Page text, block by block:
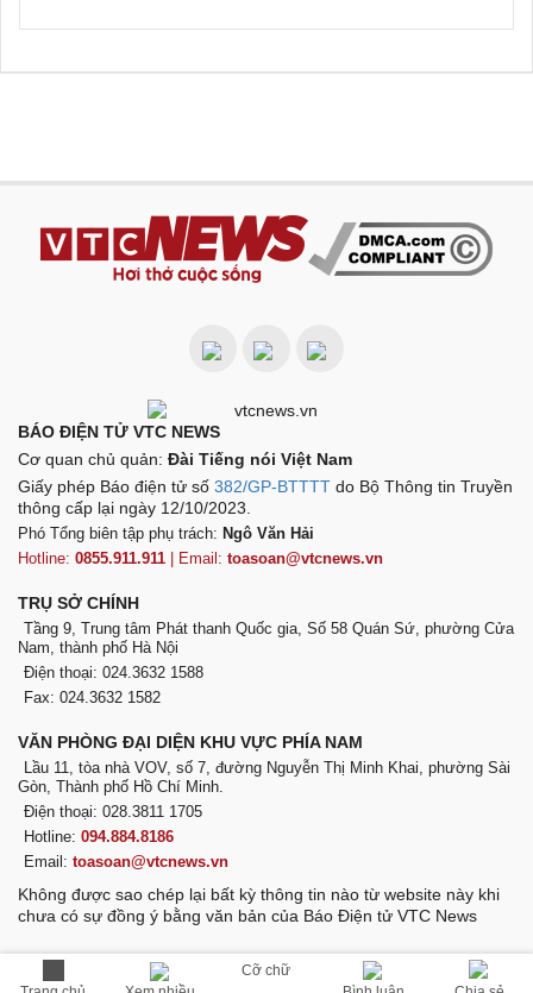
Cỡ chữ
BÁO ĐIỆN TỬ VTC NEWS
Cơ quan chủ quản: Đài Tiếng nói Việt Nam
Giấy phép Báo điện tử số 382/GP-BTTTT do Bộ Thông tin Truyền
thông cấp lại ngày 12/10/2023.
Phó Tổng biên tập phụ trách: Ngô Văn Hải
Hotline: 0855.911.911 | Email: toasoan@vtcnews.vn
TRỤ SỞ CHÍNH
Tầng 9, Trung tâm Phát thanh Quốc gia, Số 58 Quán Sứ, phường Cửa
Nam, thành phố Hà Nội
Điện thoại: 024.3632 1588
Fax: 024.3632 1582
VĂN PHÒNG ĐẠI DIỆN KHU VỰC PHÍA NAM
Lầu 11, tòa nhà VOV, số 7, đường Nguyễn Thị Minh Khai, phường Sài
Gòn, Thành phố Hồ Chí Minh.
Điện thoại: 028.3811 1705
Hotline: 094.884.8186
Email: toasoan@vtcnews.vn
Không được sao chép lại bất kỳ thông tin nào từ website này khi
chưa có sự đồng ý bằng văn bản của Báo Điện tử VTC News